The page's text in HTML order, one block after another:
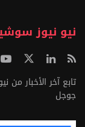
نيو نيوز
تابع آخر الأخبار من
جوجل